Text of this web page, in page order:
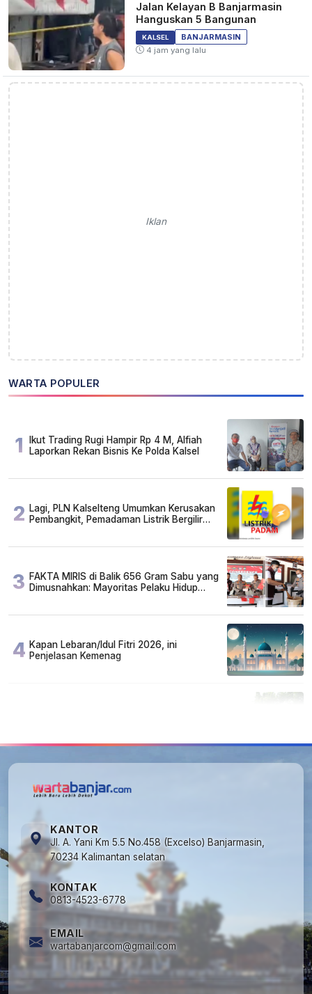
Jalan Kelayan B Banjarmasin
Hanguskan 5 Bangunan
KALSEL
BANJARMASIN
4 jam yang lalu
Iklan
WARTA POPULER
1
Ikut Trading Rugi Hampir Rp 4 M, Alfiah
Laporkan Rekan Bisnis Ke Polda Kalsel
2 Lagi, PLN Kalselteng Umumkan Kerusakan
Pembangkit, Pemadaman Listrik Bergilir
3 FAKTA MIRIS di Balik 656 Gram Sabu yang
Dimusnahkan: Mayoritas Pelaku Hidup
4 Kapan Lebaran/Idul Fitri 2026, ini
Penjelasan Kemenag
KANTOR
Jl. A. Yani Km 5.5 No.458 (Excelso) Banjarmasin,
70234 Kalimantan selatan
KONTAK
0813-4523-6778
EMAIL
wartabanjarcom@gmail.com